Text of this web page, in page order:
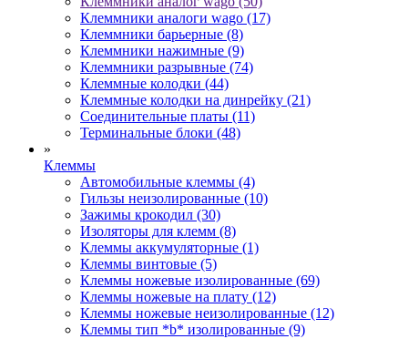
Клеммники аналоги wago (17)
Клеммники барьерные (8)
Клеммники нажимные (9)
Клеммники разрывные (74)
Клеммные колодки (44)
Клеммные колодки на динрейку (21)
Соединительные платы (11)
Терминальные блоки (48)
»
Клеммы
Автомобильные клеммы (4)
Гильзы неизолированные (10)
Зажимы крокодил (30)
Изоляторы для клемм (8)
Клеммы аккумуляторные (1)
Клеммы винтовые (5)
Клеммы ножевые изолированные (69)
Клеммы ножевые на плату (12)
Клеммы ножевые неизолированные (12)
Клеммы тип *b* изолированные (9)